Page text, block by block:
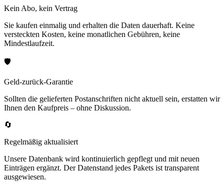
Kein Abo, kein Vertrag
Sie kaufen einmalig und erhalten die Daten dauerhaft. Keine
versteckten Kosten, keine monatlichen Gebühren, keine
Mindestlaufzeit.
🛡️
Geld-zurück-Garantie
Sollten die gelieferten Postanschriften nicht aktuell sein, erstatten wir
Ihnen den Kaufpreis – ohne Diskussion.
🔄
Regelmäßig aktualisiert
Unsere Datenbank wird kontinuierlich gepflegt und mit neuen
Einträgen ergänzt. Der Datenstand jedes Pakets ist transparent
ausgewiesen.